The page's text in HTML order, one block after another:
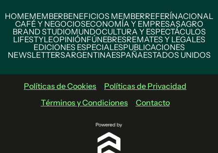
HOMEMEMBERBENEFICIOS MEMBERREFERÍNACIONAL
CAFÉ Y NEGOCIOSECONOMÍA Y EMPRESASAGRO
BRAND STUDIOMUNDOCULTURA Y ESPECTÁCULOS
LIFESTYLEOPINIÓNFÚNEBRESREMATES Y LEGALES
EDICIONES ESPECIALESPUBLICACIONES
NEWSLETTERSARGENTINAESPAÑAESTADOS UNIDOS
Políticas de Cookies
Políticas de Privacidad
Términos y Condiciones
Contacto